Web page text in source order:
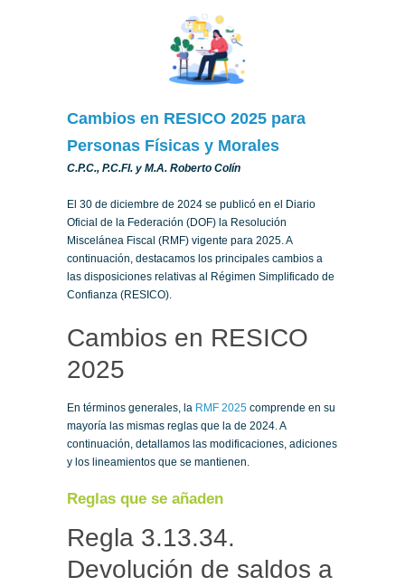
REGÍSTRATE
AL NEWSLETTER
Cambios en RESICO 2025 para
Personas Físicas y Morales
C.P.C., P.C.FI. y M.A. Roberto Colín
El 30 de diciembre de 2024 se publicó en el Diario
Oficial de la Federación (DOF) la Resolución
Miscelánea Fiscal (RMF) vigente para 2025. A
continuación, destacamos los principales cambios a
las disposiciones relativas al Régimen Simplificado de
Confianza (RESICO).
Cambios en RESICO
2025
En términos generales, la RMF 2025 comprende en su
mayoría las mismas reglas que la de 2024. A
continuación, detallamos las modificaciones, adiciones
y los lineamientos que se mantienen.
Reglas que se añaden
Regla 3.13.34.
Devolución de saldos a